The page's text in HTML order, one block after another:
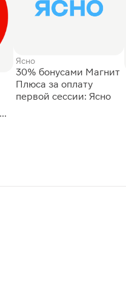
Ясно
30% бонусами Магнит
Плюса за оплату
первой сессии: Ясно